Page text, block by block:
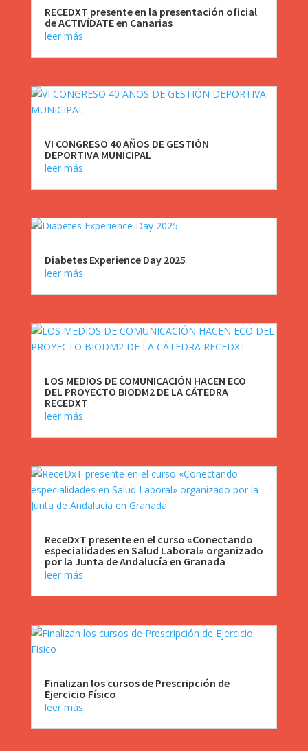
RECEDXT presente en la presentación oficial
de ACTIVÍDATE en Canarias
leer más
VI CONGRESO 40 AÑOS DE GESTIÓN
DEPORTIVA MUNICIPAL
leer más
Diabetes Experience Day 2025
leer más
LOS MEDIOS DE COMUNICACIÓN HACEN ECO
DEL PROYECTO BIODM2 DE LA CÁTEDRA
RECEDXT
leer más
ReceDxT presente en el curso «Conectando
especialidades en Salud Laboral» organizado
por la Junta de Andalucía en Granada
leer más
Finalizan los cursos de Prescripción de
Ejercicio Físico
leer más